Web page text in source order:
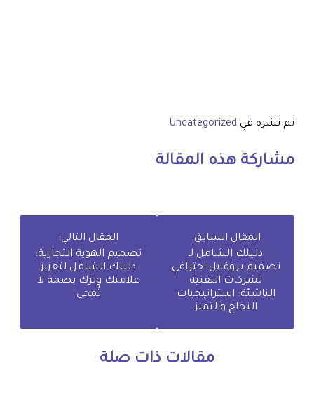
تم نشره في Uncategorized
مشاركة هذه المقالة
المقال السابق:
دليلك الشامل لـ
تصميم بروفايل احترافي
لشركات التقنية
الناشئة: استراتيجيات
النجاح والتميز
المقال التالي:
تصميم الهوية التجارية:
دليلك الشامل لتعزيز
علامتك وترك بصمة لا
تُمحى
مقالات ذات صلة